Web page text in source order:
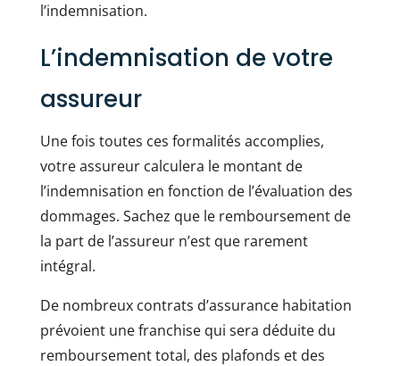
l’indemnisation.
L’indemnisation de votre
assureur
Une fois toutes ces formalités accomplies,
votre assureur calculera le montant de
l’indemnisation en fonction de l’évaluation des
dommages. Sachez que le remboursement de
la part de l’assureur n’est que rarement
intégral.
De nombreux contrats d’assurance habitation
prévoient une franchise qui sera déduite du
remboursement total, des plafonds et des